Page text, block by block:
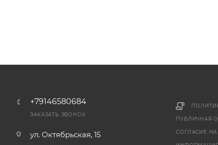
+79146580684
ЗАКАЗАТЬ ЗВОНОК
ул. Октябрьская, 15
ПУБЛИЧНАЯ
СОГЛАСИЕ